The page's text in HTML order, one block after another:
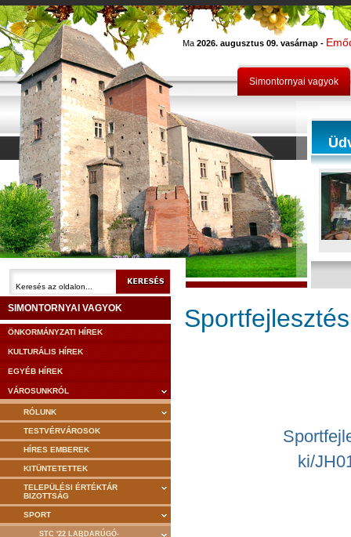
Ma 2026. augusztus 09. vasárnap -
Simontornyai vagyok
SIMONTORNYAI VAGYOK
ÖNKORMÁNYZATI HÍREK
KULTURÁLIS HÍREK
EGYÉB HÍREK
VÁROSUNKRÓL
RÓLUNK
TESTVÉRVÁROSOK
HÍRES EMBEREK
KITÜNTETETTEK
TELEPÜLÉSI ÉRTÉKTÁR
BIZOTTSÁG
SPORT
STC '22 LABDARÚGÓ-
ki/